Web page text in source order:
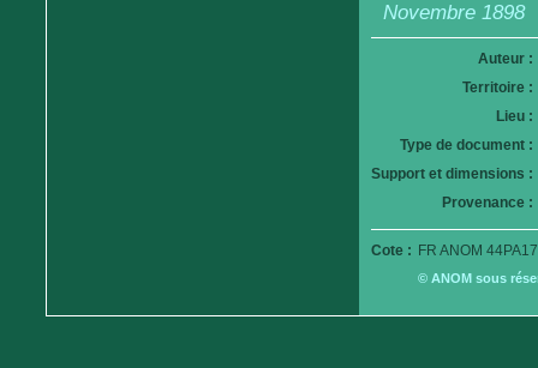
Novembre 1898
Auteur :
Territoire :
Lieu :
Type de document :
Support et dimensions :
Provenance :
Cote : FR ANOM
© ANOM sous